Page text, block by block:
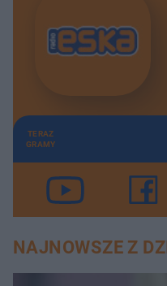
TERAZ
GRAMY
NAJNOWSZE Z